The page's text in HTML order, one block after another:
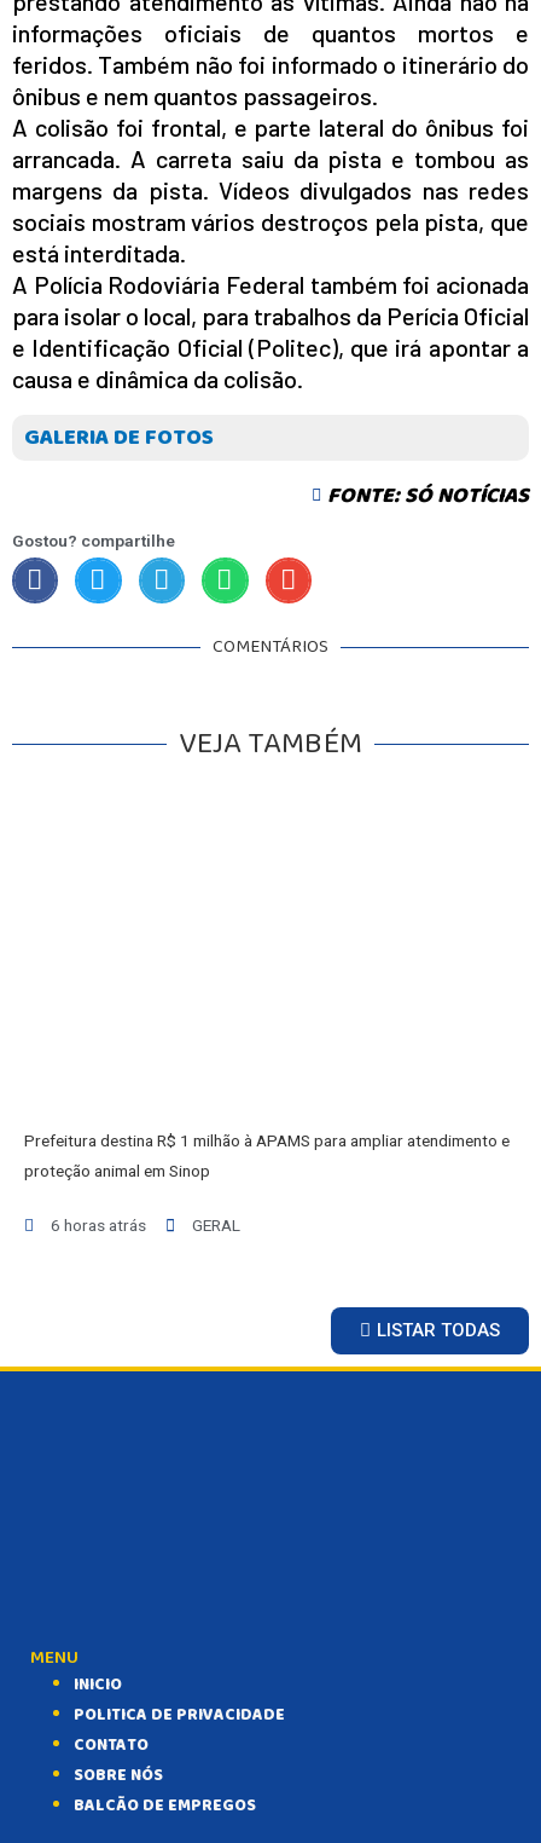
informações oficiais de quantos mortos e
feridos. Também não foi informado o itinerário do
ônibus e nem quantos passageiros.
A colisão foi frontal, e parte lateral do ônibus foi
arrancada. A carreta saiu da pista e tombou as
margens da pista. Vídeos divulgados nas redes
sociais mostram vários destroços pela pista, que
está interditada.
A Polícia Rodoviária Federal também foi acionada
para isolar o local, para trabalhos da Perícia Oficial
e Identificação Oficial (Politec), que irá apontar a
causa e dinâmica da colisão.
GALERIA DE FOTOS
FONTE: SÓ NOTÍCIAS
Gostou? compartilhe
COMENTÁRIOS
VEJA TAMBÉM
Prefeitura destina R$ 1 milhão à APAMS para ampliar atendimento e
proteção animal em Sinop
6 horas atrás GERAL
LISTAR TODAS
MENU
INICIO
POLITICA DE PRIVACIDADE
CONTATO
SOBRE NÓS
BALCÃO DE EMPREGOS
MATO GROSSO
POLÍCIA
VARIEDADES